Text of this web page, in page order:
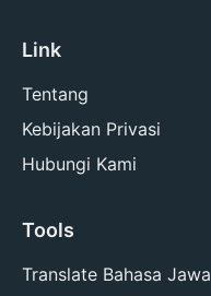
Link
Tentang
Kebijakan Privasi
Hubungi Kami
Tools
Translate Bahasa Jawa